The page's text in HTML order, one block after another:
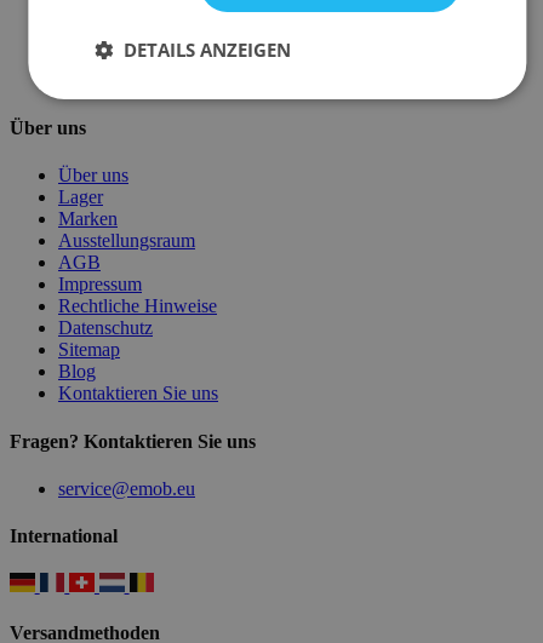
Pflegehinweise
Paswort Vergessen?
Über uns
Über uns
Lager
Marken
Ausstellungsraum
AGB
Impressum
Rechtliche Hinweise
Datenschutz
Sitemap
Blog
Kontaktieren Sie uns
Fragen? Kontaktieren Sie uns
service@emob.eu
International
Versandmethoden
DETAILS ANZEIGEN